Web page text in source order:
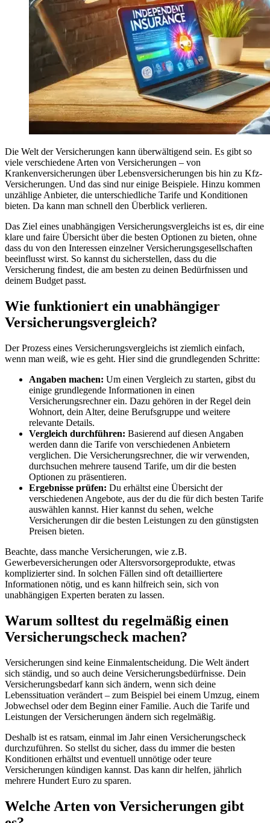
Die Welt der Versicherungen kann überwältigend sein. Es gibt so
viele verschiedene Arten von Versicherungen – von
Krankenversicherungen über Lebensversicherungen bis hin zu Kfz-
Versicherungen. Und das sind nur einige Beispiele. Hinzu kommen
unzählige Anbieter, die unterschiedliche Tarife und Konditionen
bieten. Da kann man schnell den Überblick verlieren.
Das Ziel eines unabhängigen Versicherungsvergleichs ist es, dir eine
klare und faire Übersicht über die besten Optionen zu bieten, ohne
dass du von den Interessen einzelner Versicherungsgesellschaften
beeinflusst wirst. So kannst du sicherstellen, dass du die
Versicherung findest, die am besten zu deinen Bedürfnissen und
deinem Budget passt.
Wie funktioniert ein unabhängiger
Versicherungsvergleich?
Der Prozess eines Versicherungsvergleichs ist ziemlich einfach,
wenn man weiß, wie es geht. Hier sind die grundlegenden Schritte:
Angaben machen: Um einen Vergleich zu starten, gibst du
einige grundlegende Informationen in einen
Versicherungsrechner ein. Dazu gehören in der Regel dein
Wohnort, dein Alter, deine Berufsgruppe und weitere
relevante Details.
Vergleich durchführen: Basierend auf diesen Angaben
werden dann die Tarife von verschiedenen Anbietern
verglichen. Die Versicherungsrechner, die wir verwenden,
durchsuchen mehrere tausend Tarife, um dir die besten
Optionen zu präsentieren.
Ergebnisse prüfen: Du erhältst eine Übersicht der
verschiedenen Angebote, aus der du die für dich besten Tarife
auswählen kannst. Hier kannst du sehen, welche
Versicherungen dir die besten Leistungen zu den günstigsten
Preisen bieten.
Beachte, dass manche Versicherungen, wie z.B.
Gewerbeversicherungen oder Altersvorsorgeprodukte, etwas
komplizierter sind. In solchen Fällen sind oft detailliertere
Informationen nötig, und es kann hilfreich sein, sich von
unabhängigen Experten beraten zu lassen.
Warum solltest du regelmäßig einen
Versicherungscheck machen?
Versicherungen sind keine Einmalentscheidung. Die Welt ändert
sich ständig, und so auch deine Versicherungsbedürfnisse. Dein
Versicherungsbedarf kann sich ändern, wenn sich deine
Lebenssituation verändert – zum Beispiel bei einem Umzug, einem
Jobwechsel oder dem Beginn einer Familie. Auch die Tarife und
Leistungen der Versicherungen ändern sich regelmäßig.
Deshalb ist es ratsam, einmal im Jahr einen Versicherungscheck
durchzuführen. So stellst du sicher, dass du immer die besten
Konditionen erhältst und eventuell unnötige oder teure
Versicherungen kündigen kannst. Das kann dir helfen, jährlich
mehrere Hundert Euro zu sparen.
Welche Arten von Versicherungen gibt